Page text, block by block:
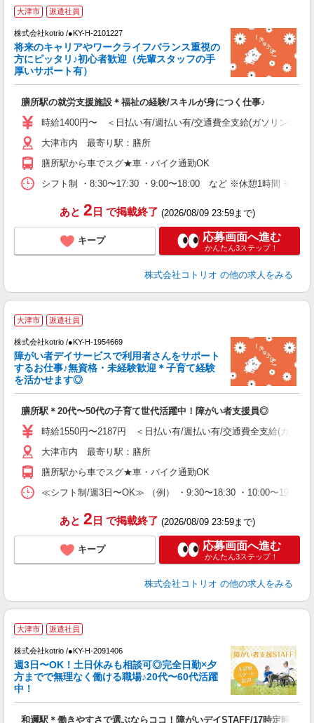
大津市 派遣社員
株式会社kotrio /●KY-H-2101227
将来のキャリアやワークライフバランス重視の
方にピッタリ♪初心者歓迎（先輩スタッフの手
厚いサポート有）
膳所駅の就労支援施設＊福祉の経験/スキルが身につく仕事♪
時給1400円〜 ＜日払い有/週払い有/交通費全支給(ガソリン代含
大津市内 最寄り駅：膳所
膳所駅から車でスグ★車・バイク通勤OK
シフト制 ・8:30〜17:30 ・9:00〜18:00 など ※休憩1時間 ※週3
あと 2 日 で掲載終了 (2026/08/09 23:59まで)
キープ 応募画面へ進む
かんたん3ステップ！
株式会社コトリオ の他の求人をみる
大津市 派遣社員
株式会社kotrio /●KY-H-1954669
障がい者デイサービスで利用者さんをサポート
するお仕事♪無資格・未経験歓迎＊子育て経験
を活かせます◎
膳所駅＊20代〜50代の子育て世代活躍中！障がい者支援員◎
時給1550円〜2187円 ＜日払い有/週払い有/交通費全支給(ガソリ
大津市内 最寄り駅：膳所
膳所駅から車でスグ★車・バイク通勤OK
≪シフト制/週3日〜OK≫ （例） ・9:30〜18:30 ・10:00〜19:00
あと 2 日 で掲載終了 (2026/08/09 23:59まで)
キープ 応募画面へ進む
かんたん3ステップ！
株式会社コトリオ の他の求人をみる
大津市 派遣社員
株式会社kotrio /●KY-H-2091406
週3日〜OK！土日休みも相談可◎完全日勤×夕
方までで無理なく働ける職場♪20代〜60代活躍
中！
和邇駅＊働きやすさで選ぶならココ！障がいデイSTAFF/17時定時